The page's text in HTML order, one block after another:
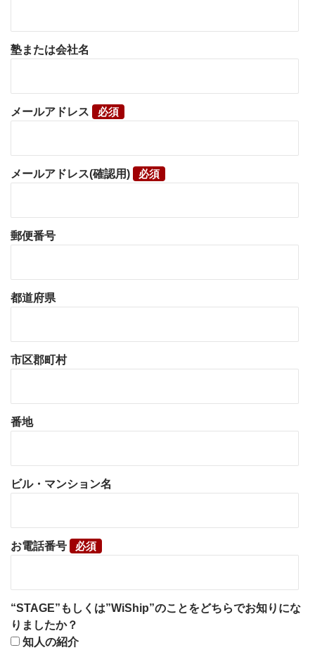
塾または会社名
メールアドレス
メールアドレス(確認用)
郵便番号
都道府県
市区郡町村
番地
ビル・マンション名
お電話番号
“STAGE”もしくは”WiShip”のことをどちらでお知りにな
りましたか？
知人の紹介